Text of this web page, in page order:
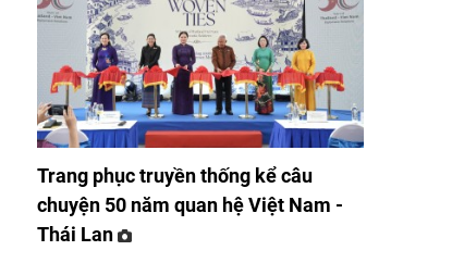
Trang phục truyền thống kể câu
chuyện 50 năm quan hệ Việt Nam -
Thái Lan